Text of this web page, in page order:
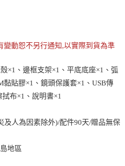
動恕不另行通知,以實際到貨為準
×1、邊框支架×1、平底底座×1、弧
黏貼膠×1、鏡頭保護套×1、USB傳
布×1、說明書×1
及人為因素除外)/配件90天/贈品無保
地區